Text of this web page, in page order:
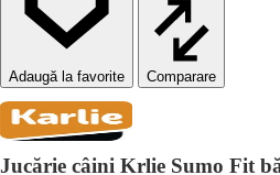
Comparare
Jucărie câini Krlie Sumo Fit